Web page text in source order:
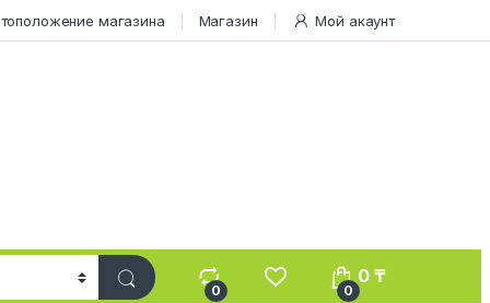
магазина Магазин Мой акаунт
0 0
0₸